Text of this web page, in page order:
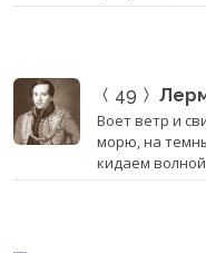
49
Воет ветр и
морю, на
кидаем